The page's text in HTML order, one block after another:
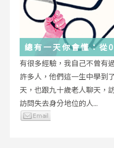
總有一天你會懂：從
的人生大事，都在這
有很多經驗，我自己不曾有
許多人，他們這一生中學到
天，也跟九十歲老人聊天，
訪問失去身分地位的人...